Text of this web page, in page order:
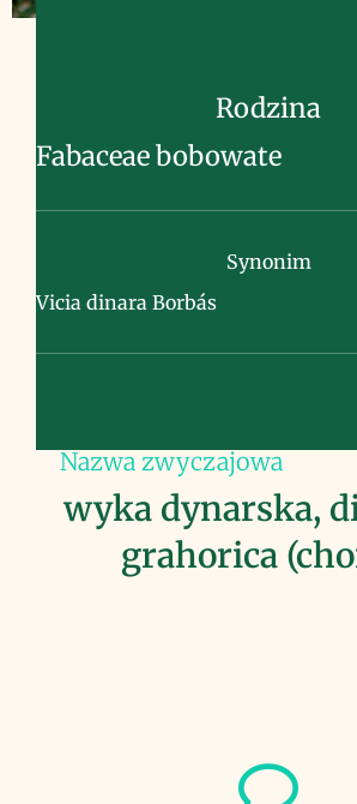
Rodzina
Fabaceae bobowate
Synonim
Vicia dinara Borbás
Nazwa zwyczajowa
wyka dynarska,
grahorica